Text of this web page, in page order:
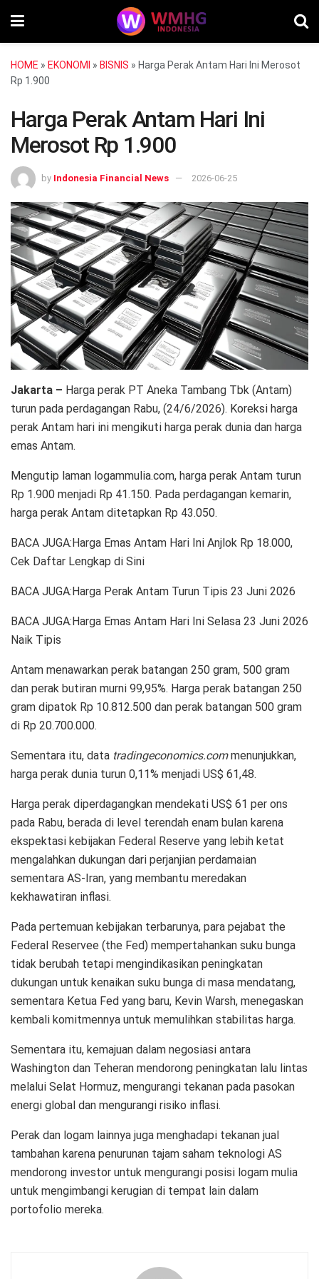
HOME » EKONOMI » BISNIS » Harga Perak Antam Hari Ini Merosot
Rp 1.900
Harga Perak Antam Hari Ini
Merosot Rp 1.900
by Indonesia Financial News 2026-06-25
Jakarta – Harga perak PT Aneka Tambang Tbk (Antam)
turun pada perdagangan Rabu, (24/6/2026). Koreksi harga
perak Antam hari ini mengikuti harga perak dunia dan harga
emas Antam.
Mengutip laman logammulia.com, harga perak Antam turun
Rp 1.900 menjadi Rp 41.150. Pada perdagangan kemarin,
harga perak Antam ditetapkan Rp 43.050.
BACA JUGA:Harga Emas Antam Hari Ini Anjlok Rp 18.000,
Cek Daftar Lengkap di Sini
BACA JUGA:Harga Perak Antam Turun Tipis 23 Juni 2026
BACA JUGA:Harga Emas Antam Hari Ini Selasa 23 Juni 2026
Naik Tipis
Antam menawarkan perak batangan 250 gram, 500 gram
dan perak butiran murni 99,95%. Harga perak batangan 250
gram dipatok Rp 10.812.500 dan perak batangan 500 gram
di Rp 20.700.000.
Sementara itu, data tradingeconomics.commenunjukkan,
harga perak dunia turun 0,11% menjadi US$ 61,48.
Harga perak diperdagangkan mendekati US$ 61 per ons
pada Rabu, berada di level terendah enam bulan karena
ekspektasi kebijakan Federal Reserve yang lebih ketat
mengalahkan dukungan dari perjanjian perdamaian
sementara AS-Iran, yang membantu meredakan
kekhawatiran inflasi.
Pada pertemuan kebijakan terbarunya, para pejabat the
Federal Reservee (the Fed) mempertahankan suku bunga
tidak berubah tetapi mengindikasikan peningkatan
dukungan untuk kenaikan suku bunga di masa mendatang,
sementara Ketua Fed yang baru, Kevin Warsh, menegaskan
kembali komitmennya untuk memulihkan stabilitas harga.
Sementara itu, kemajuan dalam negosiasi antara
Washington dan Teheran mendorong peningkatan lalu lintas
melalui Selat Hormuz, mengurangi tekanan pada pasokan
energi global dan mengurangi risiko inflasi.
Perak dan logam lainnya juga menghadapi tekanan jual
tambahan karena penurunan tajam saham teknologi AS
mendorong investor untuk mengurangi posisi logam mulia
untuk mengimbangi kerugian di tempat lain dalam
portofolio mereka.